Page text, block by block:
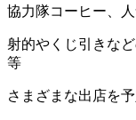
協力隊コーヒー、
射的やくじ引きな
等
さまざまな出店を